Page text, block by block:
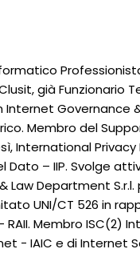
Professionista ai
già Funzionario
Internet
Membro del
International
Dato – IIP. Svolge
Department
UNI/CT 526 in
Membro ISC(2)
- IAIC e di Internet